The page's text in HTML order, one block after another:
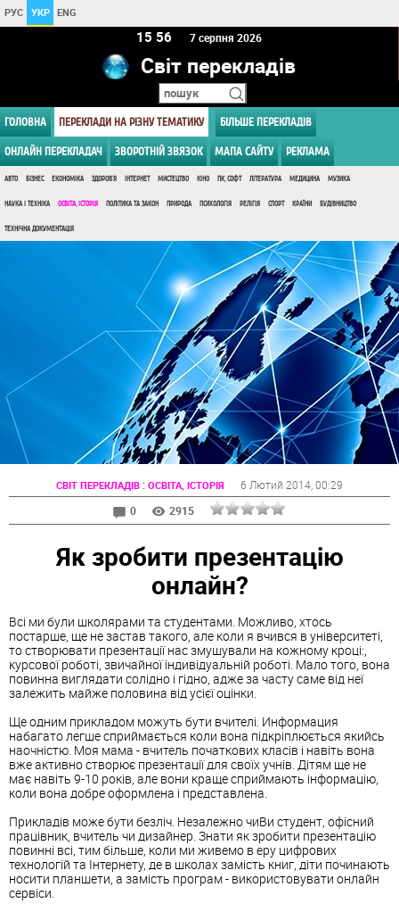
РУС УКР ENG
15:56 7 серпня 2026
Світ перекладів
ГОЛОВНА ПЕРЕКЛАДИ НА РІЗНУ ТЕМАТИКУ БІЛЬШЕ ПЕРЕКЛАДІВ
ОНЛАЙН ПЕРЕКЛАДАЧ ЗВОРОТНІЙ ЗВЯЗОК МАПА САЙТУ РЕКЛАМА
АВТО БІЗНЕС ЕКОНОМІКА ЗДОРОВ'Я ІНТЕРНЕТ МИСТЕЦТВО КІНО ПК, СОФТ ЛІТЕРАТУРА МЕДИЦИНА МУЗИКА
НАУКА І ТЕХНІКА ОСВІТА, ІСТОРІЯ ПОЛІТИКА ТА ЗАКОН ПРИРОДА ПСИХОЛОГІЯ РЕЛІГІЯ СПОРТ КРАЇНИ БУДІВНИЦТВО
ТЕХНІЧНА ДОКУМЕНТАЦІЯ
СВІТ ПЕРЕКЛАДІВ : ОСВІТА, ІСТОРІЯ 6 Лютий 2014 , 00:29
0
2915
Як зробити презентацію
онлайн?
Всі ми були школярами та студентами. Можливо, хтось
постарше, ще не застав такого, але коли я вчився в університеті,
то створювати презентації нас змушували на кожному кроці:,
курсової роботі, звичайної індивідуальній роботі. Мало того, вона
повинна виглядати солідно і гідно, адже за часту саме від неї
залежить майже половина від усієї оцінки.
Ще одним прикладом можуть бути вчителі. Информация
набагато легше сприймається коли вона підкріплюється якийсь
наочністю. Моя мама - вчитель початкових класів і навіть вона
вже активно створює презентації для своїх учнів. Дітям ще не
має навіть 9-10 років, але вони краще сприймають інформацію,
коли вона добре оформлена і представлена.
Прикладів може бути безліч. Незалежно чиВи студент, офісний
працівник, вчитель чи дизайнер. Знати як зробити презентацію
повинні всі, тим більше, коли ми живемо в еру цифрових
технологій та Інтернету, де в школах замість книг, діти починають
носити планшети, а замість програм - використовувати онлайн
сервіси.